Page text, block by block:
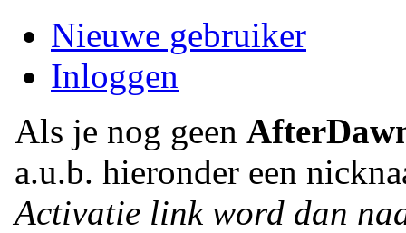
Nieuwe gebruiker
Inloggen
Als je nog geen
a.u.b. hieronder een
Activatie link word dan